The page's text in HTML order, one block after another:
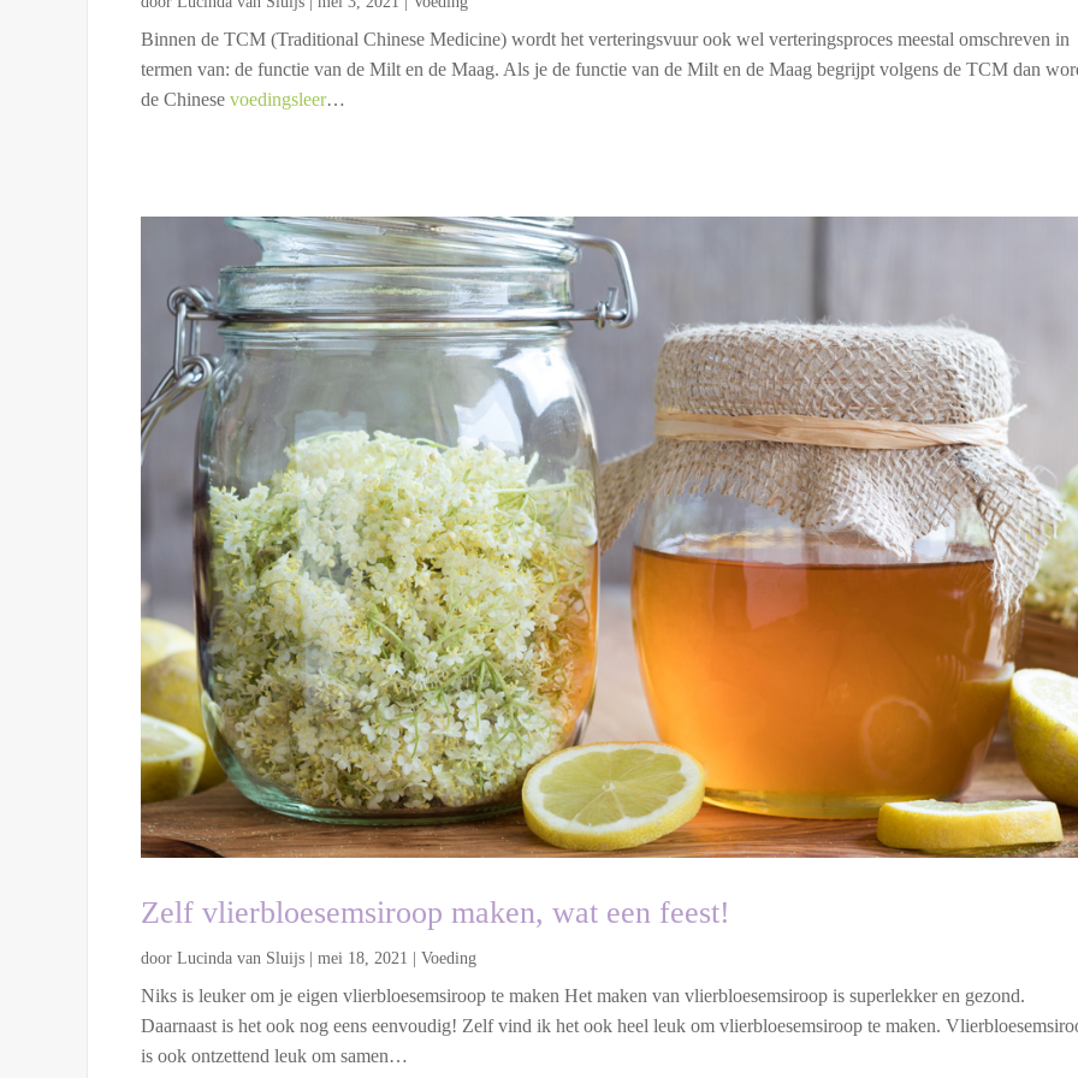
Binnen de TCM (Traditional Chinese Medicine) wordt het verteringsvuur ook wel verteringsproces meestal omschreven in
termen van: de functie van de Milt en de Maag. Als je de functie van de Milt en de Maag begrijpt volgens de TCM dan
de Chinesevoedingsleer…
Zelf vlierbloesemsiroop maken, wat een feest!
doorLucinda van Sluijs |mei 18, 2021 |Voeding
Niks is leuker om je eigen vlierbloesemsiroop te maken Het maken van vlierbloesemsiroop is superlekker en gezond.
Daarnaast is het ook nog eens eenvoudig! Zelf vind ik het ook heel leuk om vlierbloesemsiroop te maken.
is ook ontzettend leuk om samen…